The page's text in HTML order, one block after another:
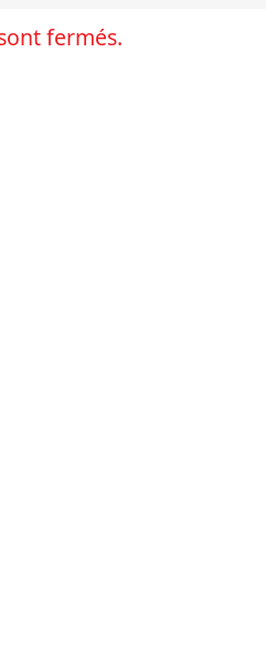
fermés.